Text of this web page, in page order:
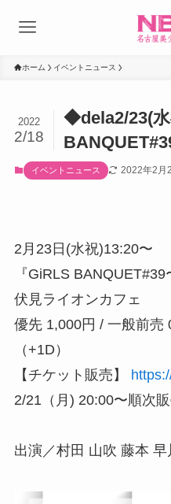
ホーム イベントニュース
◆dela2/23(
2022
2/18
イベントニュース 2022年2月
2月23日(水祝)13:20〜
『GiRLS BANQUET#39
伏見ライオンカフェ
優先 1,000円 / 一般前売
（+1D）
【チケット販売】
2/21（月) 20:00〜順次
出演／村田 山吹 藤本